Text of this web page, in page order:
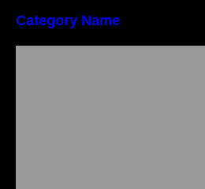
Category Name